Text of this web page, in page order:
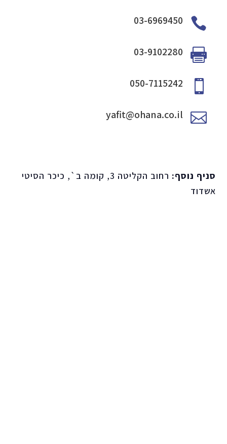

03-6969450

03-9102280

050-7115242

yafit@ohana.co.il
סניף נוסף:
רחוב הקליטה 3, קומה ב`, כיכר הסיטי
אשדוד